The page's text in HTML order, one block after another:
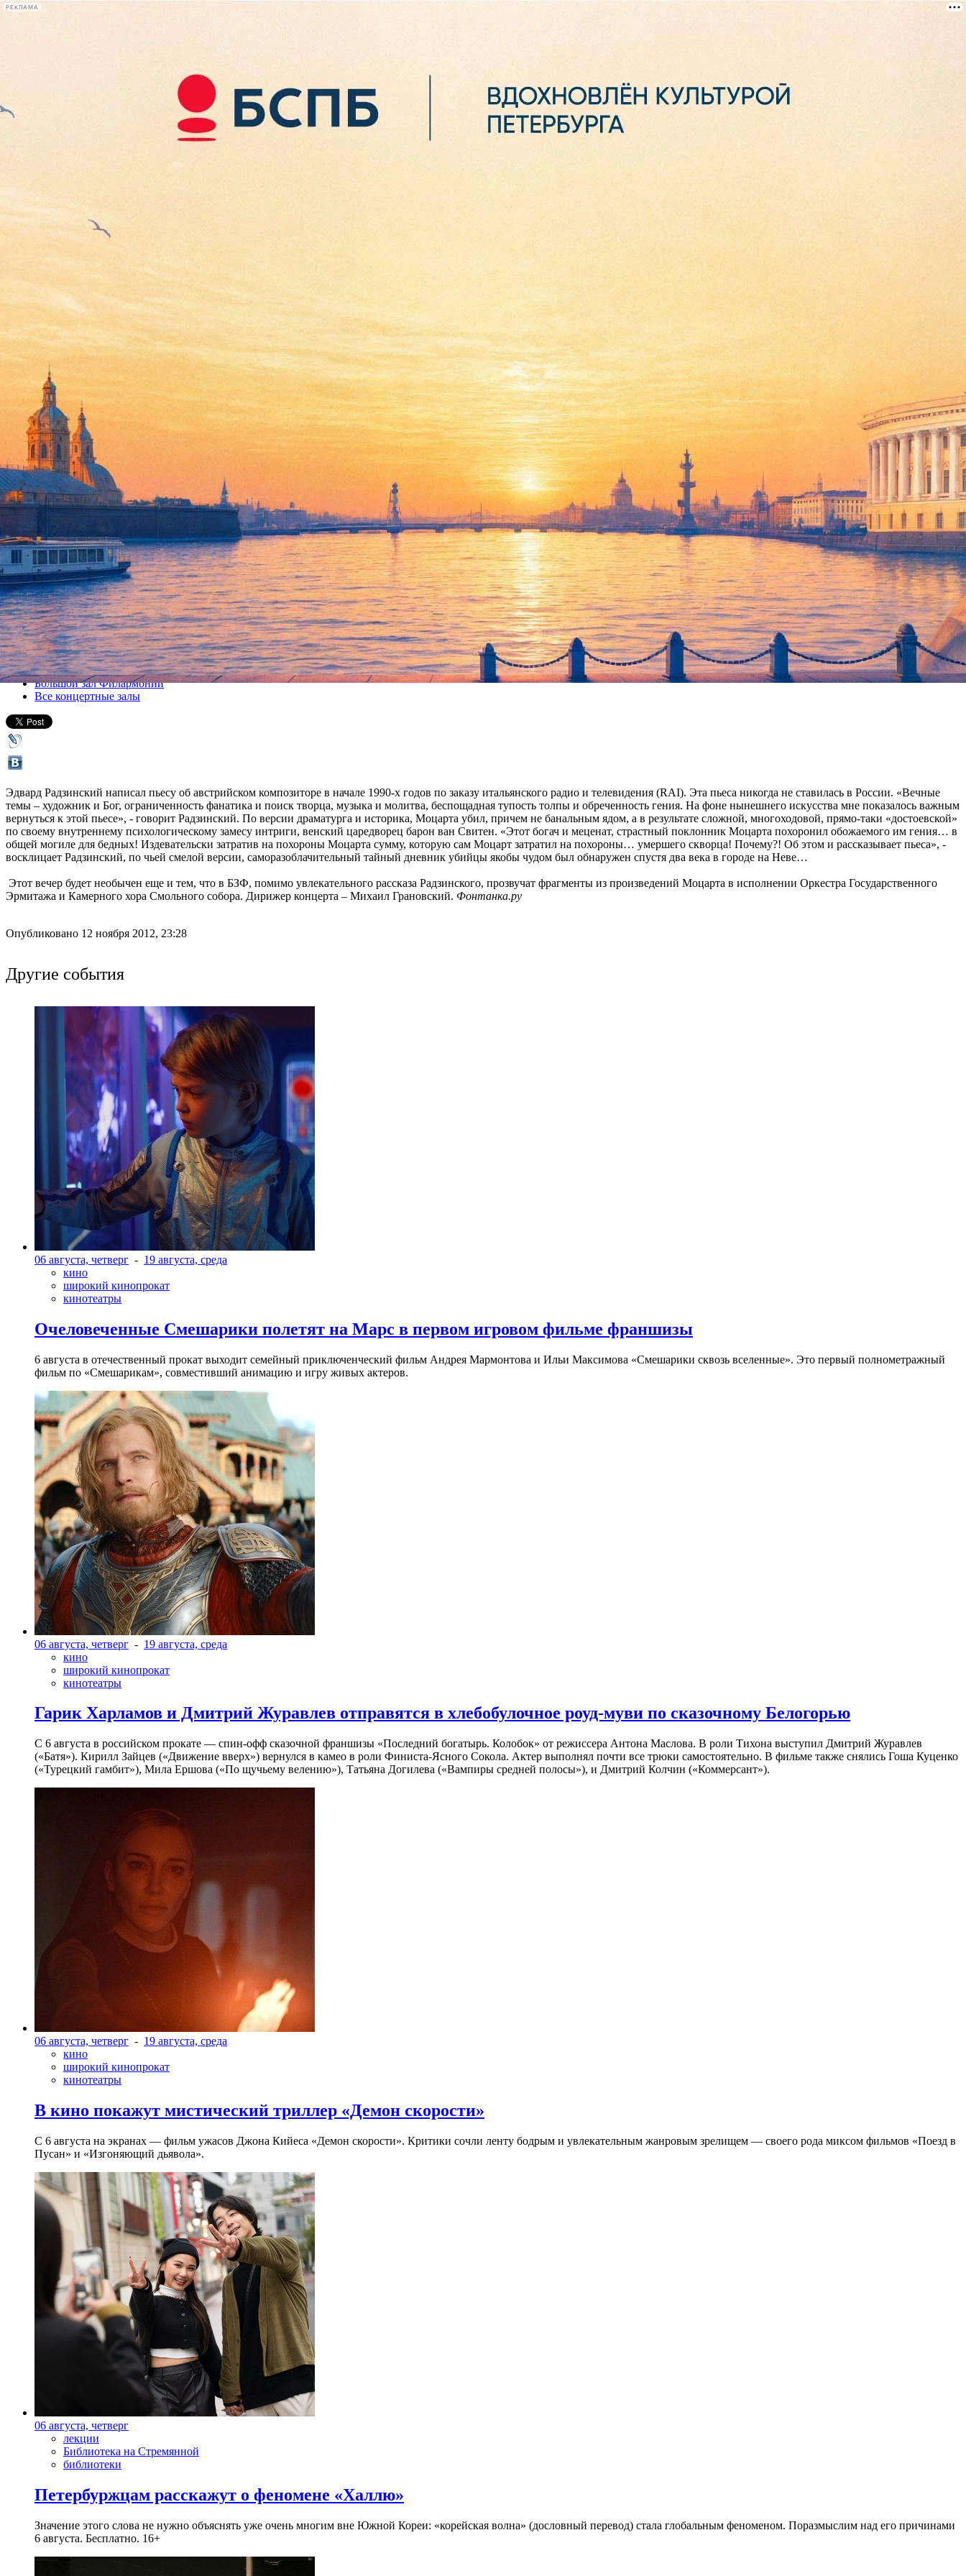
РЕКЛАМА
лекции
книги
Авторский проект Эдварда Радзинского «Загадка Моцарта»
13 ноября 2012, вторник,19.00
Версия для печати
Все лекции
Большой зал Филармонии
Все концертные залы
Эдвард Радзинский написал пьесу об австрийском композиторе в начале 1990-х годов по заказу итальянского радио и телевидения (RAI). Эта пьеса никогда не ставилась в России. «Вечные
темы – художник и Бог, ограниченность фанатика и поиск творца, музыка и молитва, беспощадная тупость толпы и обреченность гения. На фоне нынешнего искусства мне показалось важным
вернуться к этой пьесе», - говорит Радзинский. По версии драматурга и историка, Моцарта убил, причем не банальным ядом, а в результате сложной, многоходовой, прямо-таки «достоевской»
по своему внутреннему психологическому замесу интриги, венский царедворец барон ван Свитен. «Этот богач и меценат, страстный поклонник Моцарта похоронил обожаемого им гения… в
общей могиле для бедных! Издевательски затратив на похороны Моцарта сумму, которую сам Моцарт затратил на похороны… умершего скворца! Почему?! Об этом и рассказывает пьеса», -
восклицает Радзинский, по чьей смелой версии, саморазоблачительный тайный дневник убийцы якобы чудом был обнаружен спустя два века в городе на Неве…
Этот вечер будет необычен еще и тем, что в БЗФ, помимо увлекательного рассказа Радзинского, прозвучат фрагменты из произведений Моцарта в исполнении Оркестра Государственного
Эрмитажа и Камерного хора Смольного собора. Дирижер концерта – Михаил Грановский. Фонтанка.ру
Опубликовано 12 ноября 2012, 23:28
Другие события
06 августа, четверг - 19 августа, среда
кино
широкий кинопрокат
кинотеатры
Очеловеченные Смешарики полетят на Марс в первом игровом фильме франшизы
6 августа в отечественный прокат выходит семейный приключенческий фильм Андрея Мармонтова и Ильи Максимова «Смешарики сквозь вселенные». Это первый полнометражный
фильм по «Смешарикам», совместивший анимацию и игру живых актеров.
06 августа, четверг - 19 августа, среда
кино
широкий кинопрокат
кинотеатры
Гарик Харламов и Дмитрий Журавлев отправятся в хлебобулочное роуд-муви по сказочному Белогорью
С 6 августа в российском прокате — спин-офф сказочной франшизы «Последний богатырь. Колобок» от режиссера Антона Маслова. В роли Тихона выступил Дмитрий Журавлев
(«Батя»). Кирилл Зайцев («Движение вверх») вернулся в камео в роли Финиста-Ясного Сокола. Актер выполнял почти все трюки самостоятельно. В фильме также снялись Гоша Куценко
(«Турецкий гамбит»), Мила Ершова («По щучьему велению»), Татьяна Догилева («Вампиры средней полосы»), и Дмитрий Колчин («Коммерсант»).
06 августа, четверг - 19 августа, среда
кино
широкий кинопрокат
кинотеатры
В кино покажут мистический триллер «Демон скорости»
С 6 августа на экранах — фильм ужасов Джона Кийеса «Демон скорости». Критики сочли ленту бодрым и увлекательным жанровым зрелищeм — своего рода миксом фильмов «Поезд в
Пусан» и «Изгоняющий дьявола».
06 августа, четверг
лекции
Библиотека на Стремянной
библиотеки
Петербуржцам расскажут о феномене «Халлю»
Значение этого слова не нужно объяснять уже очень многим вне Южной Кореи: «корейская волна» (дословный перевод) стала глобальным феноменом. Поразмыслим над его причинами
6 августа. Бесплатно. 16+